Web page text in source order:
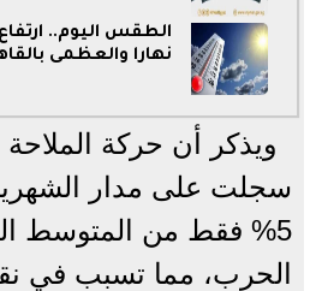
الطقس اليوم.. ارتفاع
نهارا والعظمى بالقاهرة 29
ويذكر أن حركة
سجلت على مدار
5% فقط من المتوسط
الحرب، مما تسبب في